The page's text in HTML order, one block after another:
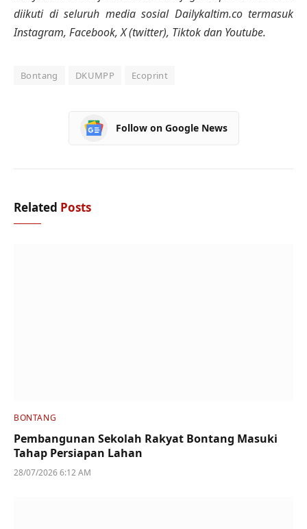
diikuti di seluruh media sosial Dailykaltim.co termasuk
Instagram, Facebook, X (twitter), Tiktok dan Youtube.
Bontang DKUMPP Ecoprint
Follow on Google News
Related Posts
BONTANG
Pembangunan Sekolah Rakyat Bontang Masuki
Tahap Persiapan Lahan
28/07/2026 6:12 AM